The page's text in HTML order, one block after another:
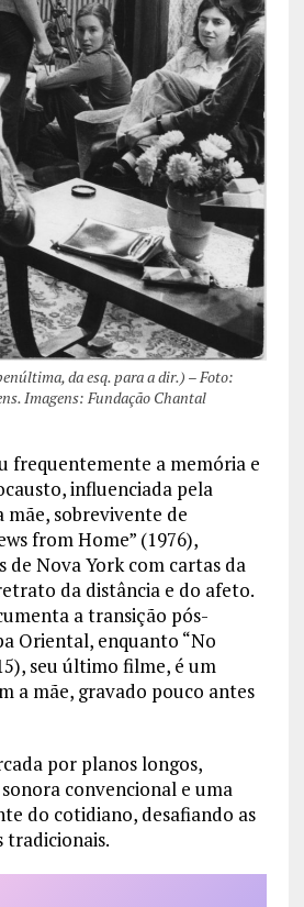
da esq. para a dir.) – Foto:
Imagens: Fundação Chantal
frequentemente a memória e
influenciada pela
mãe, sobrevivente de
from Home” (1976),
de Nova York com cartas da
da distância e do afeto.
a transição pós-
Oriental, enquanto “No
seu último filme, é um
a mãe, gravado pouco antes
por planos longos,
convencional e uma
do cotidiano, desafiando as
tradicionais.